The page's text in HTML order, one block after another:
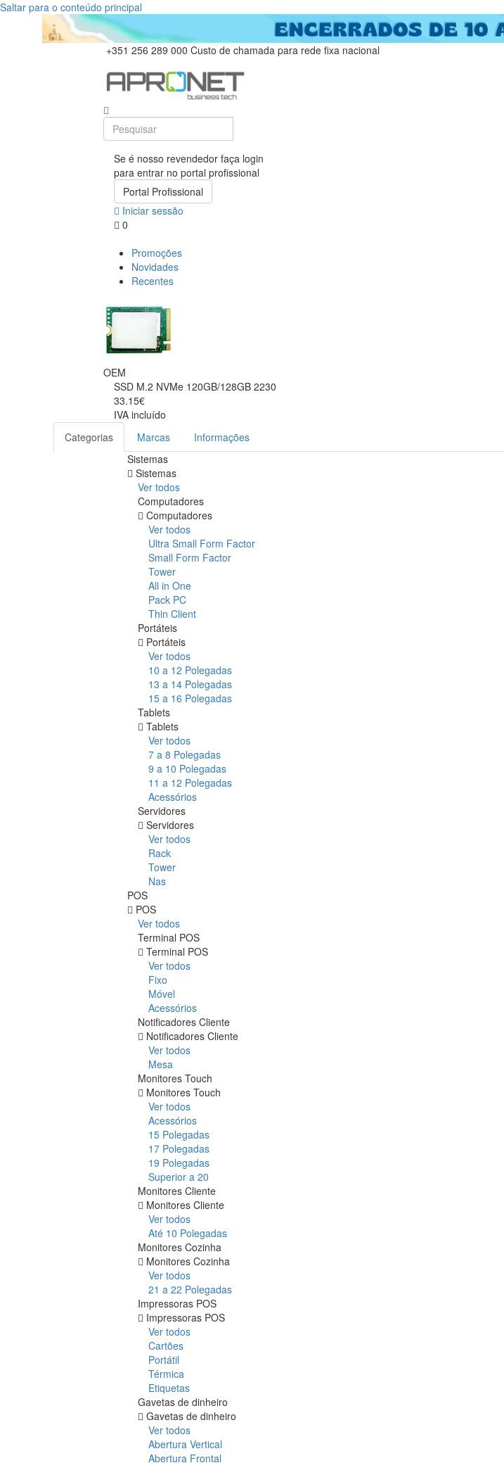
Saltar para o conteúdo principal
+351 256 289 000 Custo de chamada para rede fixa nacional
Se é nosso revendedor faça login
para entrar no portal profissional
Portal Profissional
Iniciar sessão
0
Promoções
Novidades
Recentes
OEM
SSD M.2 NVMe 120GB/128GB 2230
33.15€
IVA incluído
Categorias
Marcas
Informações
Sistemas
Sistemas
Ver todos
Computadores
Computadores
Ver todos
Ultra Small Form Factor
Small Form Factor
Tower
All in One
Pack PC
Thin Client
Portáteis
Portáteis
Ver todos
10 a 12 Polegadas
13 a 14 Polegadas
15 a 16 Polegadas
Tablets
Tablets
Ver todos
7 a 8 Polegadas
9 a 10 Polegadas
11 a 12 Polegadas
Acessórios
Servidores
Servidores
Ver todos
Rack
Tower
Nas
POS
POS
Ver todos
Terminal POS
Terminal POS
Ver todos
Fixo
Móvel
Acessórios
Notificadores Cliente
Notificadores Cliente
Ver todos
Mesa
Monitores Touch
Monitores Touch
Ver todos
Acessórios
15 Polegadas
17 Polegadas
19 Polegadas
Superior a 20
Monitores Cliente
Monitores Cliente
Ver todos
Até 10 Polegadas
Monitores Cozinha
Monitores Cozinha
Ver todos
21 a 22 Polegadas
Impressoras POS
Impressoras POS
Ver todos
Cartões
Portátil
Térmica
Etiquetas
Gavetas de dinheiro
Gavetas de dinheiro
Ver todos
Abertura Vertical
Abertura Frontal